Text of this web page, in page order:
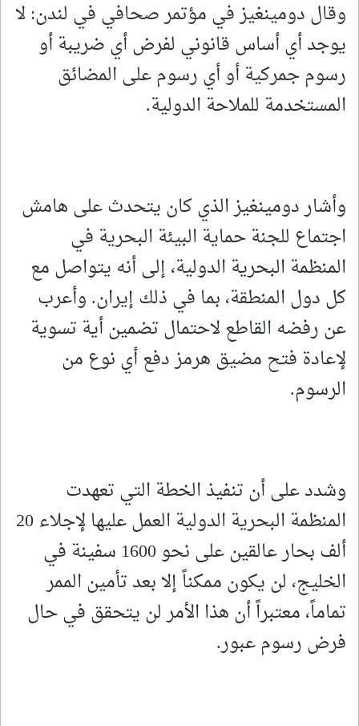
وقال دومينغيز في مؤتمر صحافي في لندن: لا
يوجد أي أساس قانوني لفرض أي ضريبة أو
رسوم جمركية أو أي رسوم على المضائق
المستخدمة للملاحة الدولية.
وأشار دومينغيز الذي كان يتحدث على هامش
اجتماع للجنة حماية البيئة البحرية في
المنظمة البحرية الدولية، إلى أنه يتواصل مع
كل دول المنطقة، بما في ذلك إيران. وأعرب
عن رفضه القاطع لاحتمال تضمين أية تسوية
لإعادة فتح مضيق هرمز دفع أي نوع من
الرسوم.
وشدد على أن تنفيذ الخطة التي تعهدت
المنظمة البحرية الدولية العمل عليها لإجلاء 20
ألف بحار عالقين على نحو 1600 سفينة في
الخليج، لن يكون ممكناً إلا بعد تأمين الممر
تماماً، معتبراً أن هذا الأمر لن يتحقق في حال
فرض رسوم عبور.